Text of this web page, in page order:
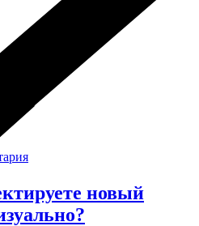
новый